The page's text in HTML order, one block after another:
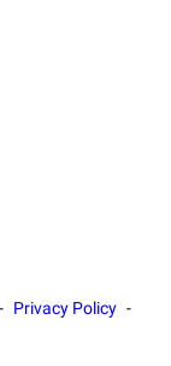
Privacy Policy